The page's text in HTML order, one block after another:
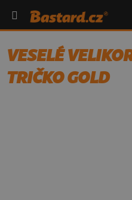
VESELÉ
TRIČKO GOLD